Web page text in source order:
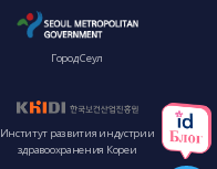
Город Сеул
Институт развития индустрии
здравоохранения Кореи